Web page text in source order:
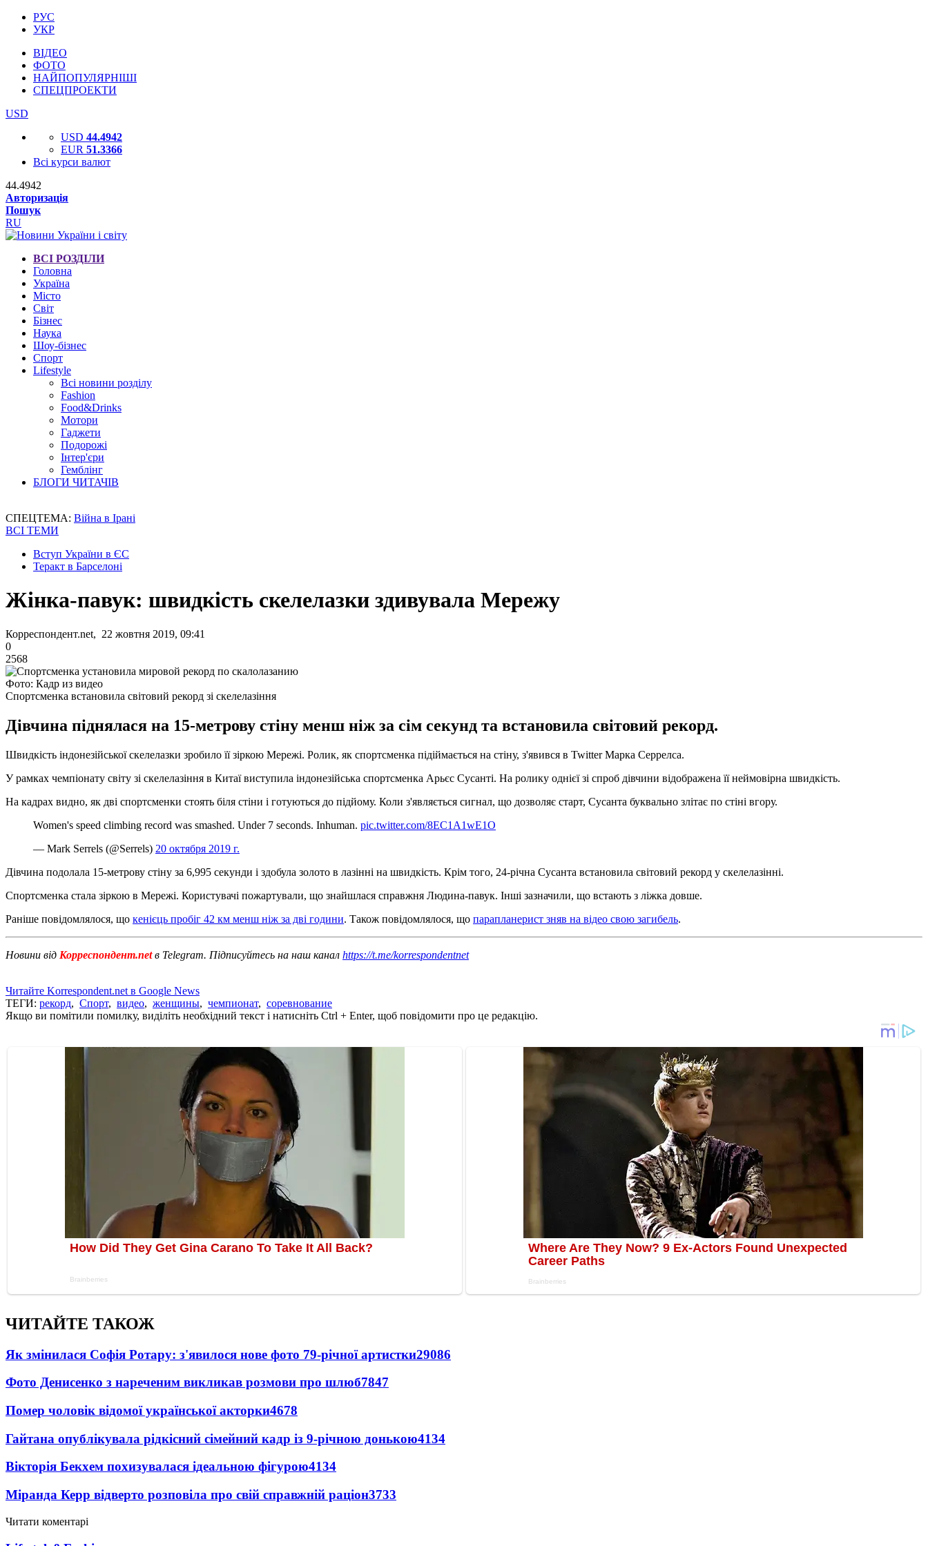
РУС
УКР
ВІДЕО
ФОТО
НАЙПОПУЛЯРНІШІ
СПЕЦПРОЕКТИ
USD
USD 44.4942
EUR 51.3366
Всі курси валют
44.4942
Авторизація
Пошук
RU
ВСІ РОЗДІЛИ
Головна
Україна
Місто
Світ
Бізнес
Наука
Шоу-бізнес
Спорт
Lifestyle
Всі новини розділу
Fashion
Food&Drinks
Мотори
Гаджети
Подорожі
Інтер'єри
Гемблінг
БЛОГИ ЧИТАЧІВ
СПЕЦТЕМА: Війна в Ірані
ВСІ ТЕМИ
Вступ України в ЄС
Теракт в Барселоні
Жінка-павук: швидкість скелелазки здивувала Мережу
Корреспондент.net, 22 жовтня 2019, 09:41
0
2568
Фото: Кадр из видео
Спортсменка встановила світовий рекорд зі скелелазіння
Дівчина піднялася на 15-метрову стіну менш ніж за сім секунд та встановила світовий рекорд.
Швидкість індонезійської скелелазки зробило її зіркою Мережі. Ролик, як спортсменка підіймається на стіну, з'явився в Twitter Марка Серрелса.
У рамках чемпіонату світу зі скелелазіння в Китаї виступила індонезійська спортсменка Арьєс Сусанті. На ролику однієї зі спроб дівчини відображена її неймовірна швидкість.
На кадрах видно, як дві спортсменки стоять біля стіни і готуються до підйому. Коли з'являється сигнал, що дозволяє старт, Сусанта буквально злітає по стіні вгору.
Women's speed climbing record was smashed. Under 7 seconds. Inhuman. pic.twitter.com/8EC1A1wE1O
— Mark Serrels (@Serrels) 20 октября 2019 г.
Дівчина подолала 15-метрову стіну за 6,995 секунди і здобула золото в лазінні на швидкість. Крім того, 24-річна Сусанта встановила світовий рекорд у скелелазінні.
Спортсменка стала зіркою в Мережі. Користувачі пожартували, що знайшлася справжня Людина-павук. Інші зазначили, що встають з ліжка довше.
Раніше повідомлялося, що кенієць пробіг 42 км менш ніж за дві години. Також повідомлялося, що парапланерист зняв на відео свою загибель.
Новини від Корреспондент.netв Telegram. Підписуйтесь на наш канал https://t.me/korrespondentnet
Читайте Korrespondent.net в Google News
ТЕГИ: рекорд, Спорт, видео, женщины, чемпионат, соревнование
Якщо ви помітили помилку, виділіть необхідний текст і натисніть Ctrl + Enter, щоб повідомити про це редакцію.
ЧИТАЙТЕ ТАКОЖ
Як змінилася Софія Ротару: з'явилося нове фото 79-річної артистки29086
Фото Денисенко з нареченим викликав розмови про шлюб7847
Помер чоловік відомої української акторки4678
Гайтана опублікувала рідкісний сімейний кадр із 9-річною донькою4134
Вікторія Бекхем похизувалася ідеальною фігурою4134
Міранда Керр відверто розповіла про свій справжній раціон3733
Читати коментарі